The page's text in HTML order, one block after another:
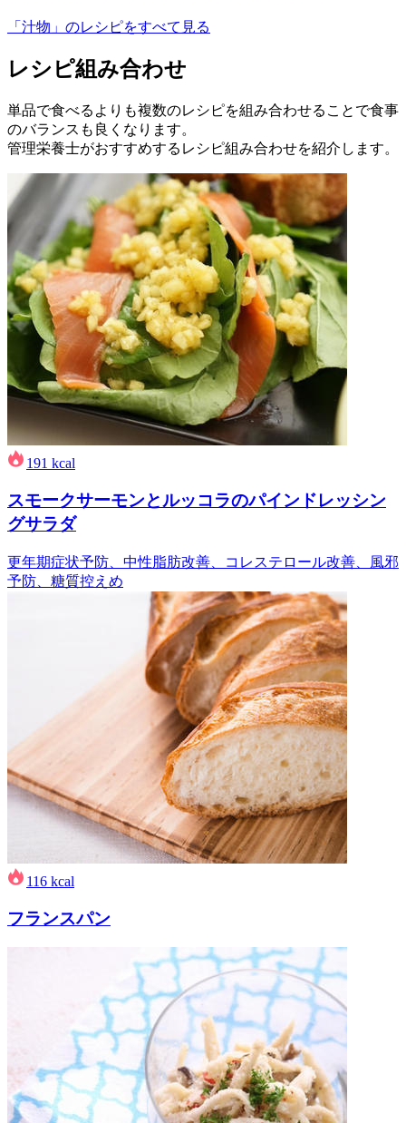
「汁物」のレシピをすべて見る
レシピ組み合わせ
単品で食べるよりも複数のレシピを組み合わせることで食事
のバランスも良くなります。
管理栄養士がおすすめするレシピ組み合わせを紹介します。
191 kcal
スモークサーモンとルッコラのパインドレッシン
グサラダ
更年期症状予防、中性脂肪改善、コレステロール改善、風邪
予防、糖質控えめ
116 kcal
フランスパン